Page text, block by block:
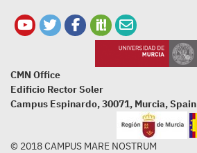
CMN Office
Edificio Rector Soler
Campus Espinardo, 30071, Murcia, Spain
© 2018 CAMPUS MARE NOSTRUM